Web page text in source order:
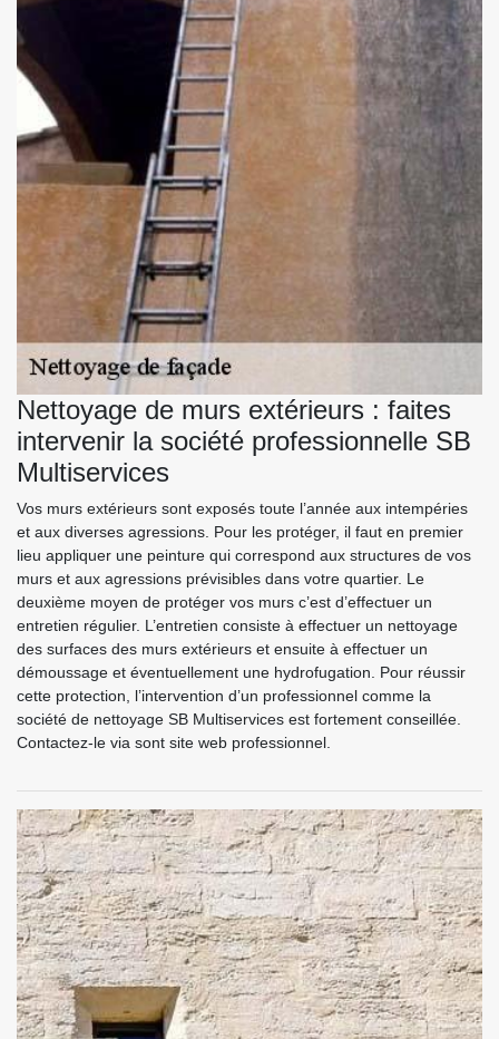
Nettoyage de murs extérieurs : faites
intervenir la société professionnelle SB
Multiservices
Vos murs extérieurs sont exposés toute l’année aux intempéries
et aux diverses agressions. Pour les protéger, il faut en premier
lieu appliquer une peinture qui correspond aux structures de vos
murs et aux agressions prévisibles dans votre quartier. Le
deuxième moyen de protéger vos murs c’est d’effectuer un
entretien régulier. L’entretien consiste à effectuer un nettoyage
des surfaces des murs extérieurs et ensuite à effectuer un
démoussage et éventuellement une hydrofugation. Pour réussir
cette protection, l’intervention d’un professionnel comme la
société de nettoyage SB Multiservices est fortement conseillée.
Contactez-le via sont site web professionnel.